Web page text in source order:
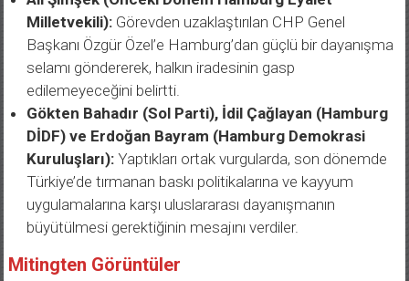
Milletvekili): Görevden uzaklaştırılan CHP Genel
Başkanı Özgür Özel’e Hamburg’dan güçlü bir dayanışma
selamı göndererek, halkın iradesinin gasp
edilemeyeceğini belirtti.
Gökten Bahadır (Sol Parti), İdil Çağlayan (Hamburg
DİDF) ve Erdoğan Bayram (Hamburg Demokrasi
Kuruluşları): Yaptıkları ortak vurgularda, son dönemde
Türkiye’de tırmanan baskı politikalarına ve kayyum
uygulamalarına karşı uluslararası dayanışmanın
büyütülmesi gerektiğinin mesajını verdiler.
Mitingten Görüntüler